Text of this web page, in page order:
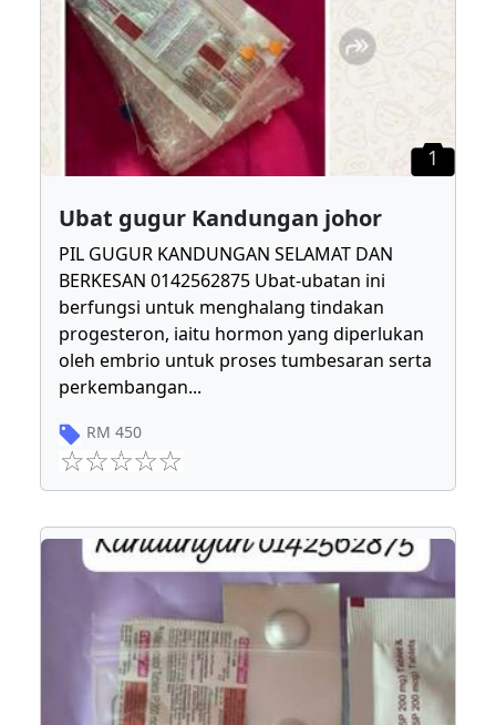
1
Ubat gugur Kandungan johor
PIL GUGUR KANDUNGAN SELAMAT DAN
BERKESAN 0142562875 Ubat-ubatan ini
berfungsi untuk menghalang tindakan
progesteron, iaitu hormon yang diperlukan
oleh embrio untuk proses tumbesaran serta
perkembangan...
RM 450